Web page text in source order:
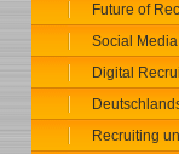
Future of
Social
Digital
Recruiting